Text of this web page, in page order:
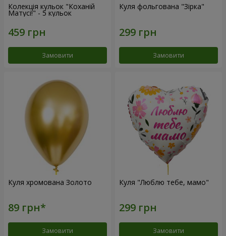
Колекція кульок "Коханій
Матусі!" - 5 кульок
Замовити
Куля фольгована "Зірка"
Замовити
Куля хромована Золото
Замовити
Куля "Люблю тебе, мамо"
Замовити